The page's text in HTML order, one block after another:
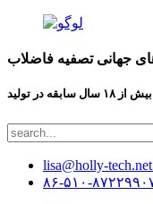
جهانی تصفیه فاضلاب
بیش از ۱۸ سال سابقه در تولید
lisa@holly-
۵۱۰-۸۷۲۲۹۹۰۷